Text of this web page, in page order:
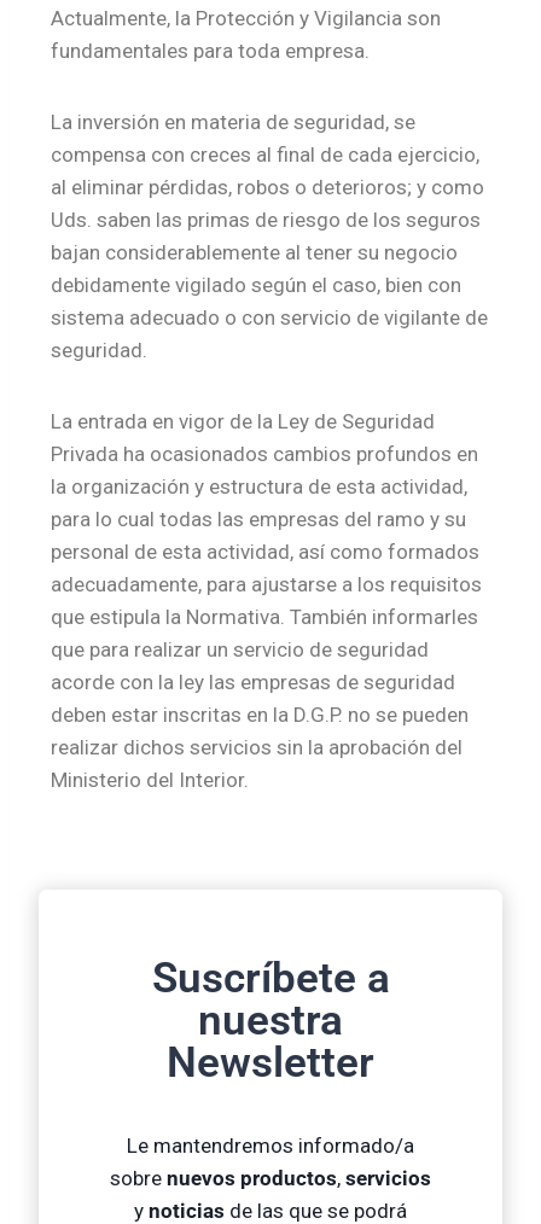
Actualmente, la Protección y Vigilancia son
fundamentales para toda empresa.
La inversión en materia de seguridad, se
compensa con creces al final de cada ejercicio,
al eliminar pérdidas, robos o deterioros; y como
Uds. saben las primas de riesgo de los seguros
bajan considerablemente al tener su negocio
debidamente vigilado según el caso, bien con
sistema adecuado o con servicio de vigilante de
seguridad.
La entrada en vigor de la Ley de Seguridad
Privada ha ocasionados cambios profundos en
la organización y estructura de esta actividad,
para lo cual todas las empresas del ramo y su
personal de esta actividad, así como formados
adecuadamente, para ajustarse a los requisitos
que estipula la Normativa. También informarles
que para realizar un servicio de seguridad
acorde con la ley las empresas de seguridad
deben estar inscritas en la D.G.P. no se pueden
realizar dichos servicios sin la aprobación del
Ministerio del Interior.
Suscríbete a
nuestra
Newsletter
Le mantendremos informado/a
sobre nuevos productos, servicios
y noticias de las que se podrá